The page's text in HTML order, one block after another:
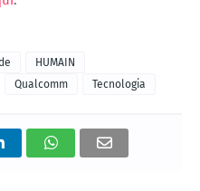
HUMAIN
Qualcomm Tecnologia